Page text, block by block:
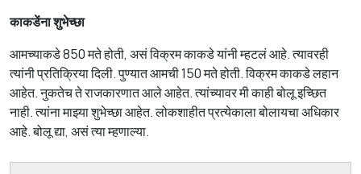
काकडेंना शुभेच्छा
आमच्याकडे 850 मते होती, असं विक्रम काकडे यांनी म्हटलं आहे. त्यावरही
त्यांनी प्रतिक्रिया दिली. पुण्यात आमची 150 मते होती. विक्रम काकडे लहान
आहेत. नुकतेच ते राजकारणात आले आहेत. त्यांच्यावर मी काही बोलू इच्छित
नाही. त्यांना माझ्या शुभेच्छा आहेत. लोकशाहीत प्रत्येकाला बोलायचा अधिकार
आहे. बोलू द्या, असं त्या म्हणाल्या.